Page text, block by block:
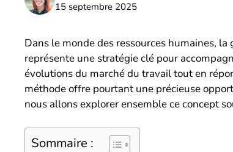
15 septembre 2025
Dans le monde des ressources humaines,
représente une stratégie clé pour
évolutions du marché du travail tout en
méthode offre pourtant une précieuse
nous allons explorer ensemble ce concept
Sommaire :